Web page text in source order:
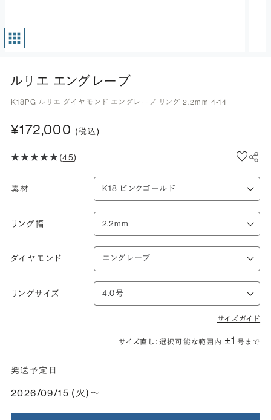
ルリエ エングレーブ
K18PG ルリエ ダイヤモンド エングレーブ リング 2.2mm 4-14
¥172,000 (税込)
(45)
素材
リング幅
ダイヤモンド
リングサイズ
サイズガイド
サイズ直し：選択可能な範囲内 ±1 号まで
発送予定日
2026/09/15 (火)〜